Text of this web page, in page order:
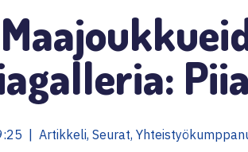
| Artikkeli, Seurat,